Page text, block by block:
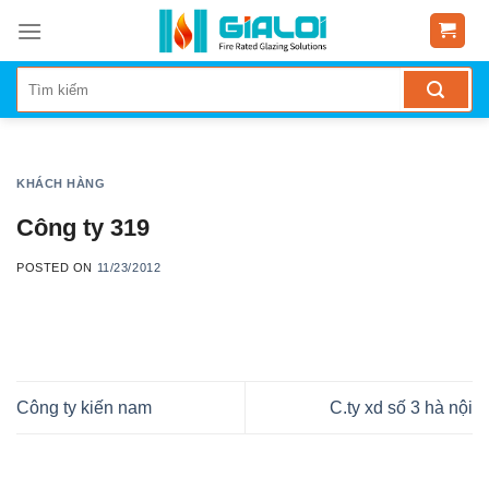
content
KHÁCH HÀNG
Công ty 319
POSTED ON 11/23/2012
Công ty kiến nam C.ty xd số 3 hà nội